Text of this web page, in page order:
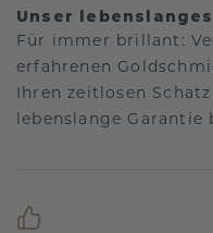
Unser
Für immer brillant:
erfahrenen
Ihren zeitlosen
lebenslange Garantie